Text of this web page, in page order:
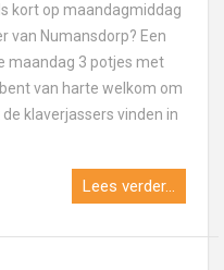
kort op maandagmiddag
van Numansdorp? Een
maandag 3 potjes met
van harte welkom om
klaverjassers vinden in
Lees verder...